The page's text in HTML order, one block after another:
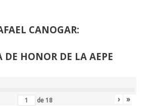
CANOGAR:
DE HONOR DE LA AEPE
de 18 › »